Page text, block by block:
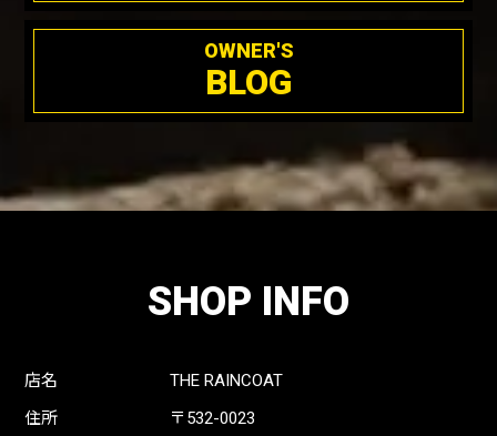
OWNER'S
BLOG
SHOP INFO
店名
THE RAINCOAT
住所
〒532-0023